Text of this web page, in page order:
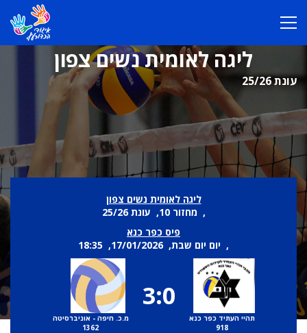
ליגה לאומית נשים צפון
עונת 25/26
ליגה לאומית נשים צפון
, מחזור 10, עונת 25/26
פיס כפר כנא
, יום יום שבת, 17/01/2026, 18:35
תהיי העתיד כפר כנא
918
3:0
מ.כ. חיפה - אוניברסיטה
1362